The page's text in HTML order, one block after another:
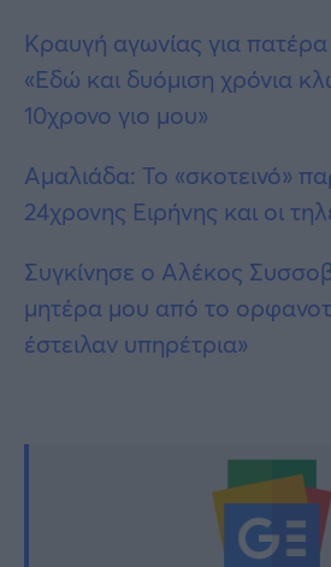
Κραυγή αγωνίας για
«Εδώ και δυόμιση χρόνια
10χρονο γιο μου»
Αμαλιάδα: Το «σκοτεινό»
24χρονης Ειρήνης και οι
Συγκίνησε ο Αλέκος
μητέρα μου από το
έστειλαν υπηρέτρια»